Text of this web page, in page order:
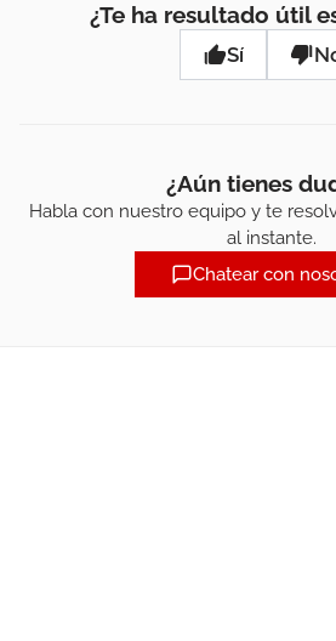
¿Te ha resultado útil
Sí
¿Aún tienes
Habla con nuestro equipo y te
al instante.
Chatear con